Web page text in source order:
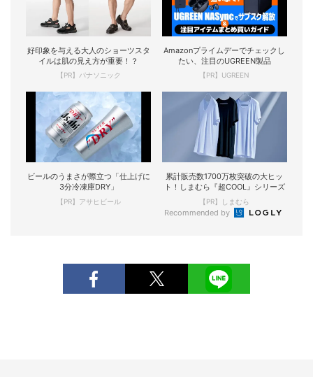
好印象を与える大人のショーツスタ
イルは肌の見え方が重要！？
【PR】パナソニック
Amazonプライムデーでチェックし
たい、注目のUGREEN製品
【PR】UGREEN
ビールのうまさが際立つ「仕上げに
3分冷凍庫DRY」
【PR】アサヒビール
累計販売数1700万枚突破の大ヒッ
ト！しまむら『超COOL』シリーズ
【PR】しまむら
Recommended by